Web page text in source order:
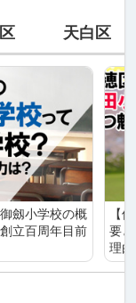
天白区
御劔小学校の概
立百周年目前
【
要
理